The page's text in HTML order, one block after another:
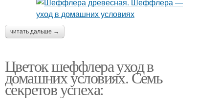
читать дальше →
Цветок шеффлера уход в
домашних условиях. Семь
секретов успеха: